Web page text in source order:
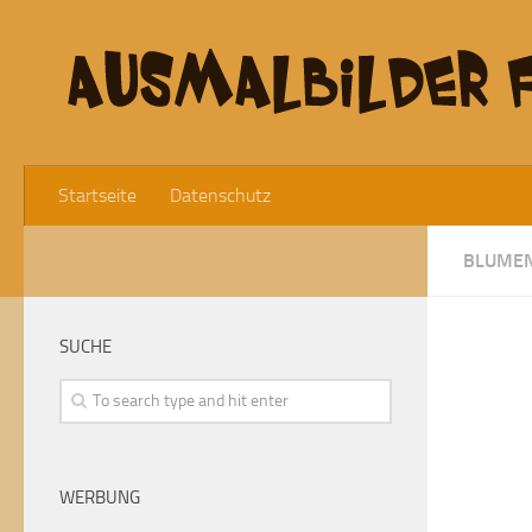
Startseite Datenschutz
SUCHE
WERBUNG